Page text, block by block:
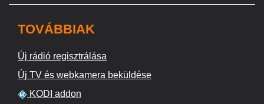
TOVÁBBIAK
Új rádió regisztrálása
Új TV és webkamera beküldése
KODI addon